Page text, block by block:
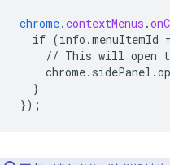
chrome.contextMenus .
if (info.menuItemId
// This will open
}
});